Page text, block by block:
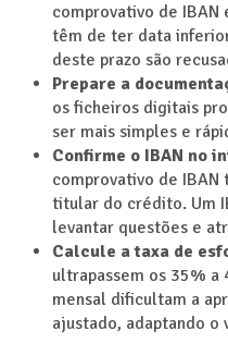
comprovativo de
têm de ter data
deste prazo são
Prepare a
os ficheiros digitais
ser mais simples e
Confirme o IBAN no
comprovativo de
titular do crédito. Um
levantar questões e
Calcule a taxa de
ultrapassem os 35%
mensal dificultam a
ajustado, adaptando o